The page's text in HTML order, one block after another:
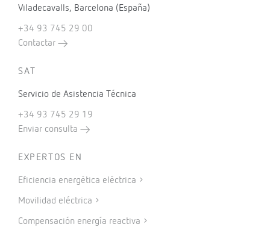
Viladecavalls, Barcelona (España)
+34 93 745 29 00
Contactar
SAT
Servicio de Asistencia Técnica
+34 93 745 29 19
Enviar consulta
EXPERTOS EN
Eficiencia energética eléctrica
Movilidad eléctrica
Compensación energía reactiva